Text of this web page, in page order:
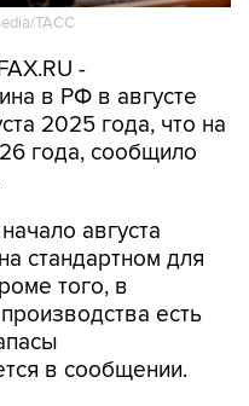
ТАСС
-
в РФ в августе
2025 года, что на
года, сообщило
августа
стандартном для
того, в
есть
в сообщении.